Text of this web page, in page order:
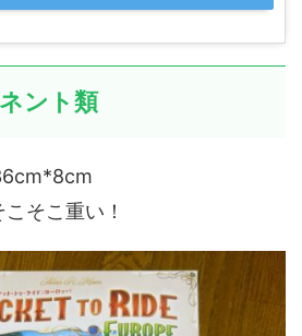
ント類
そこ重い！